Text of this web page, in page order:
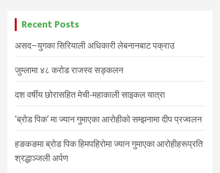
Recent Posts
असद–युगका सिरियाली अधिकारी लेबनानबाट पक्राउ
जुम्लामा ४८ करोड राजस्व सङ्कलन
दश वर्षीय छोरासहित मेची-महाकाली साइकल यात्रा
‘ब्रोड पिक’ मा ज्यान गुमाएका आरोहीको सम्झनामा दीप प्रज्वलन
हङकङमा ब्रोड पिक हिमपहिरोमा ज्यान गुमाएका आरोहीहरूप्रति
श्रद्धाञ्जली अर्पण